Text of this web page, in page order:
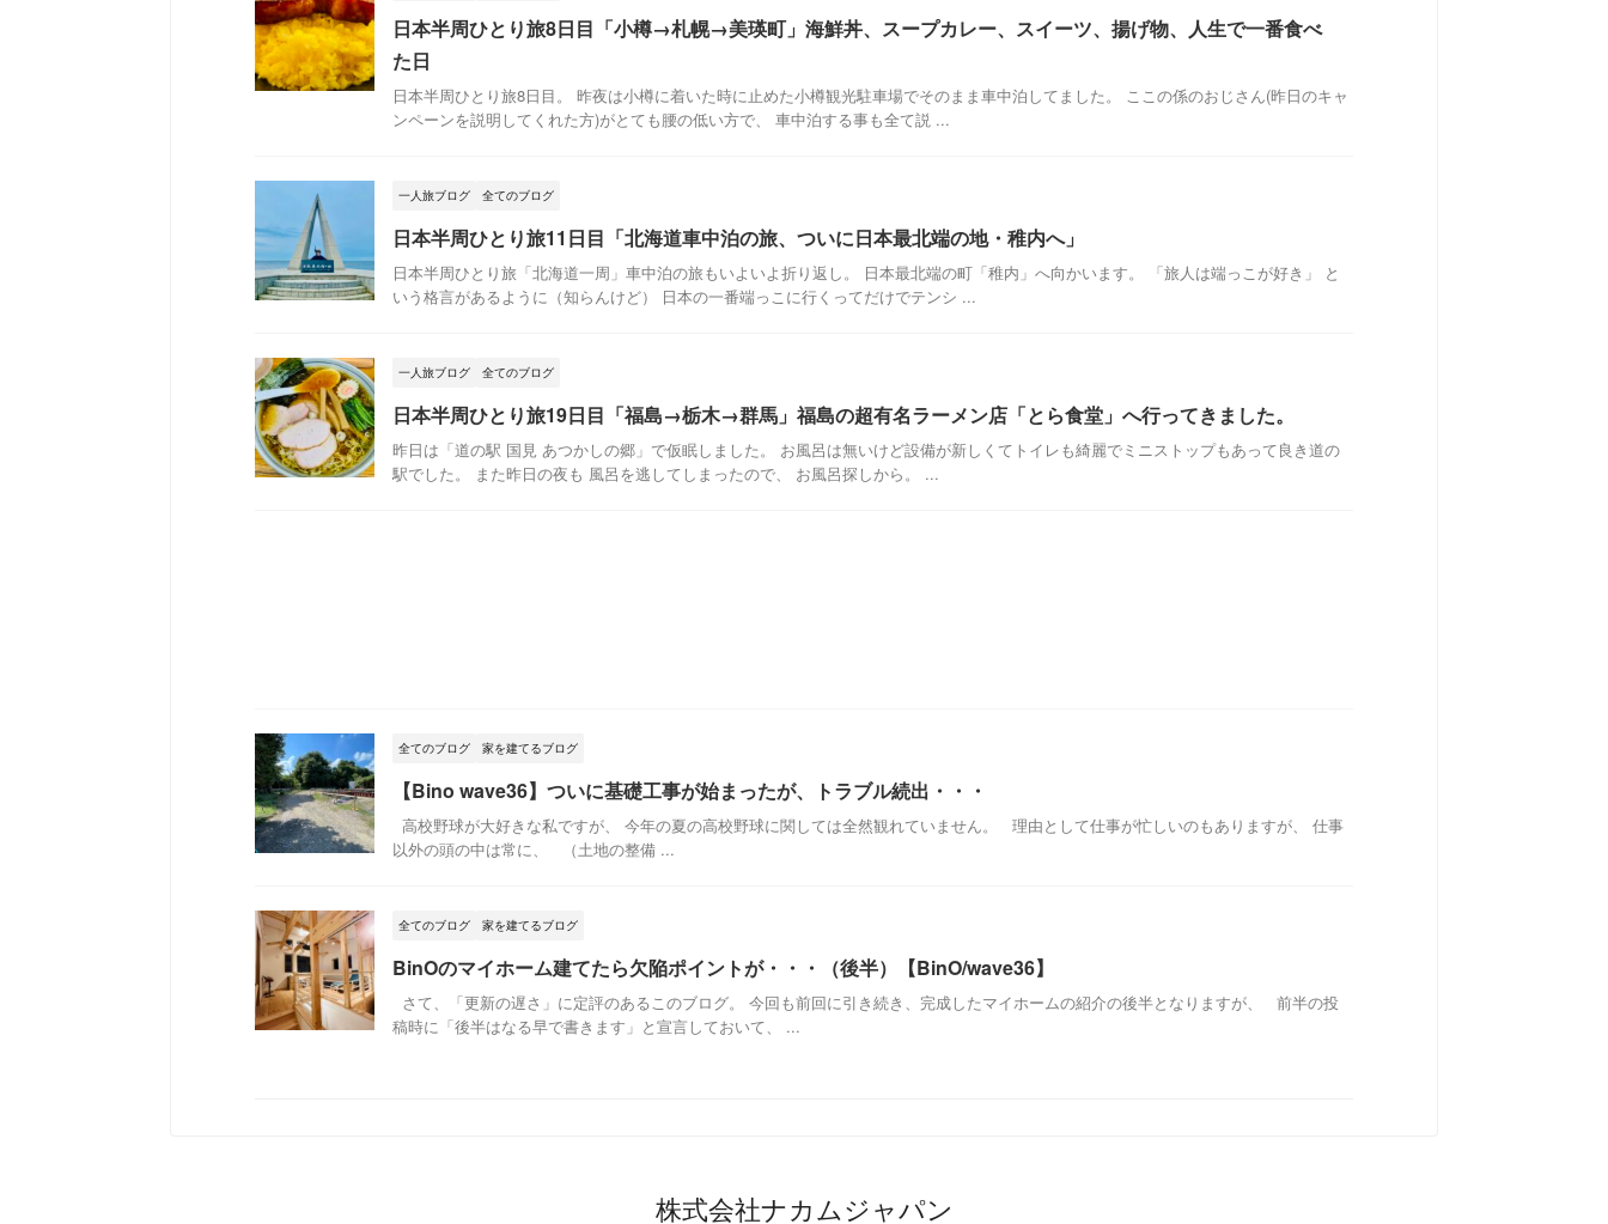
日本半周ひとり旅8日目「小樽→札幌→美瑛町」海鮮丼、スープカレー、スイーツ、揚げ物、人生で一番食べ
た日
日本半周ひとり旅8日目。 昨夜は小樽に着いた時に止めた小樽観光駐車場でそのまま車中泊してました。 ここの係のおじさん(昨日のキャ
ンペーンを説明してくれた方)がとても腰の低い方で、 車中泊する事も全て説 ...
一人旅ブログ 全てのブログ
日本半周ひとり旅11日目「北海道車中泊の旅、ついに日本最北端の地・稚内へ」
日本半周ひとり旅「北海道一周」車中泊の旅もいよいよ折り返し。 日本最北端の町「稚内」へ向かいます。 「旅人は端っこが好き」 と
いう格言があるように（知らんけど） 日本の一番端っこに行くってだけでテンシ ...
一人旅ブログ 全てのブログ
日本半周ひとり旅19日目「福島→栃木→群馬」福島の超有名ラーメン店「とら食堂」へ行ってきました。
昨日は「道の駅 国見 あつかしの郷」で仮眠しました。 お風呂は無いけど設備が新しくてトイレも綺麗でミニストップもあって良き道の
駅でした。 また昨日の夜も 風呂を逃してしまったので、 お風呂探しから。 ...
全てのブログ 家を建てるブログ
【Bino wave36】ついに基礎工事が始まったが、トラブル続出・・・
高校野球が大好きな私ですが、 今年の夏の高校野球に関しては全然観れていません。 理由として仕事が忙しいのもありますが、 仕事
以外の頭の中は常に、 （土地の整備 ...
全てのブログ 家を建てるブログ
BinOのマイホーム建てたら欠陥ポイントが・・・（後半）【BinO/wave36】
さて、「更新の遅さ」に定評のあるこのブログ。 今回も前回に引き続き、完成したマイホームの紹介の後半となりますが、 前半の投
稿時に「後半はなる早で書きます」と宣言しておいて、 ...
株式会社ナカムジャパン